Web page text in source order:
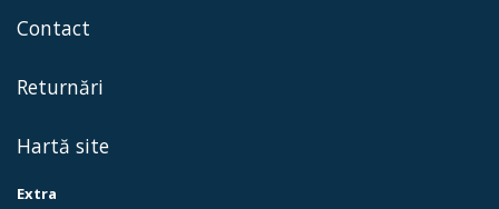
Contact
Returnări
Hartă site
Extra